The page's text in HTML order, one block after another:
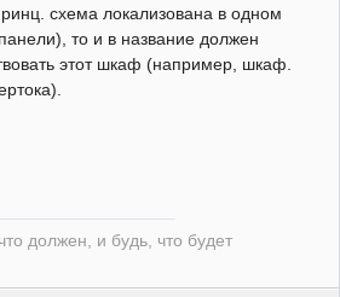
схема локализована в одном
то и в название должен
этот шкаф (например, шкаф.
должен, и будь, что будет